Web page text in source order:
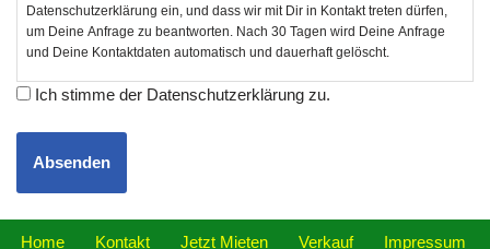
Datenschutzerklärung ein, und dass wir mit Dir in Kontakt treten dürfen,
um Deine Anfrage zu beantworten. Nach 30 Tagen wird Deine Anfrage
und Deine Kontaktdaten automatisch und dauerhaft gelöscht.
Ich stimme der Datenschutzerklärung zu.
Home Kontakt Jetzt Mieten Verkauf
Impressum